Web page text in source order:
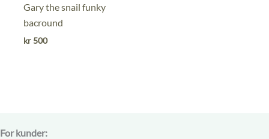
0
ut
av
Gary the snail funky
bacround
kr500
For kunder: